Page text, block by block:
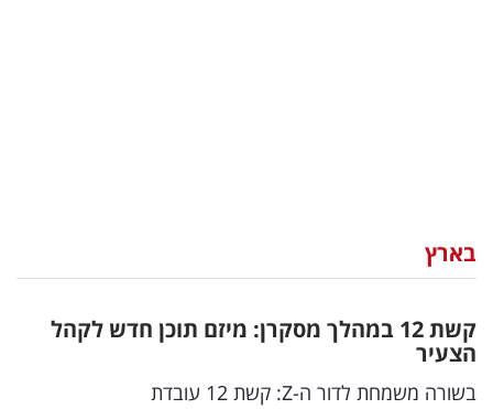
וצרכנות
דיגיטל
וטק
בארץ
קשת 12 במהלך מסקרן: מיזם תוכן חדש לקהל
הצעיר
בשורה משמחת לדור ה-Z: קשת 12 עובדת